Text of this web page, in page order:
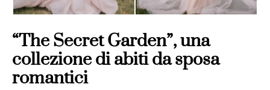
“The Secret Garden”, una
collezione di abiti da sposa
romantici